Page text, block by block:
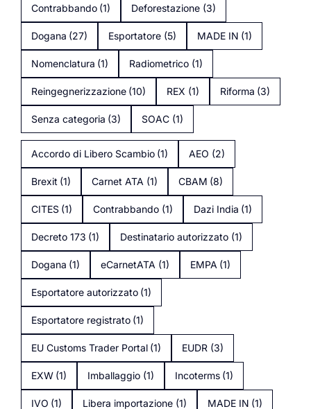
Contrabbando (1) Deforestazione (3)
Dogana (27) Esportatore (5) MADE IN (1)
Nomenclatura (1) Radiometrico (1)
Reingegnerizzazione (10) REX (1) Riforma (3)
Senza categoria (3) SOAC (1)
Accordo di Libero Scambio (1) AEO (2)
Brexit (1) Carnet ATA (1) CBAM (8)
CITES (1) Contrabbando (1) Dazi India (1)
Decreto 173 (1) Destinatario autorizzato (1)
Dogana (1) eCarnetATA (1) EMPA (1)
Esportatore autorizzato (1)
Esportatore registrato (1)
EU Customs Trader Portal (1) EUDR (3)
EXW (1) Imballaggio (1) Incoterms (1)
IVO (1) Libera importazione (1) MADE IN (1)